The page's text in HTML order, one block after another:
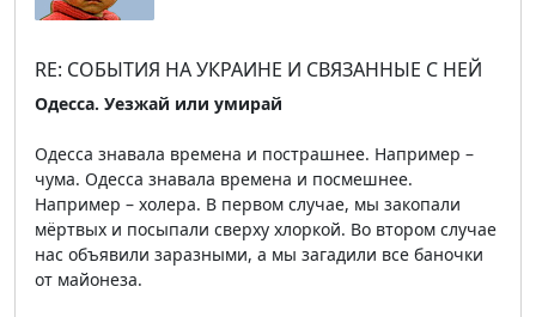
RE: СОБЫТИЯ НА УКРАИНЕ И СВЯЗАННЫЕ С НЕЙ
Одесса. Уезжай или умирай
Одесса знавала времена и пострашнее. Например –
чума. Одесса знавала времена и посмешнее.
Например – холера. В первом случае, мы закопали
мёртвых и посыпали сверху хлоркой. Во втором случае
нас объявили заразными, а мы загадили все баночки
от майонеза.